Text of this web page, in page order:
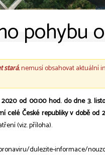
pohybu
stará, nemusí obsahovat aktuální
od 00:00 hod. do dne 3.
celé České republiky v době od
(viz. příloha).
dulezite-informace/